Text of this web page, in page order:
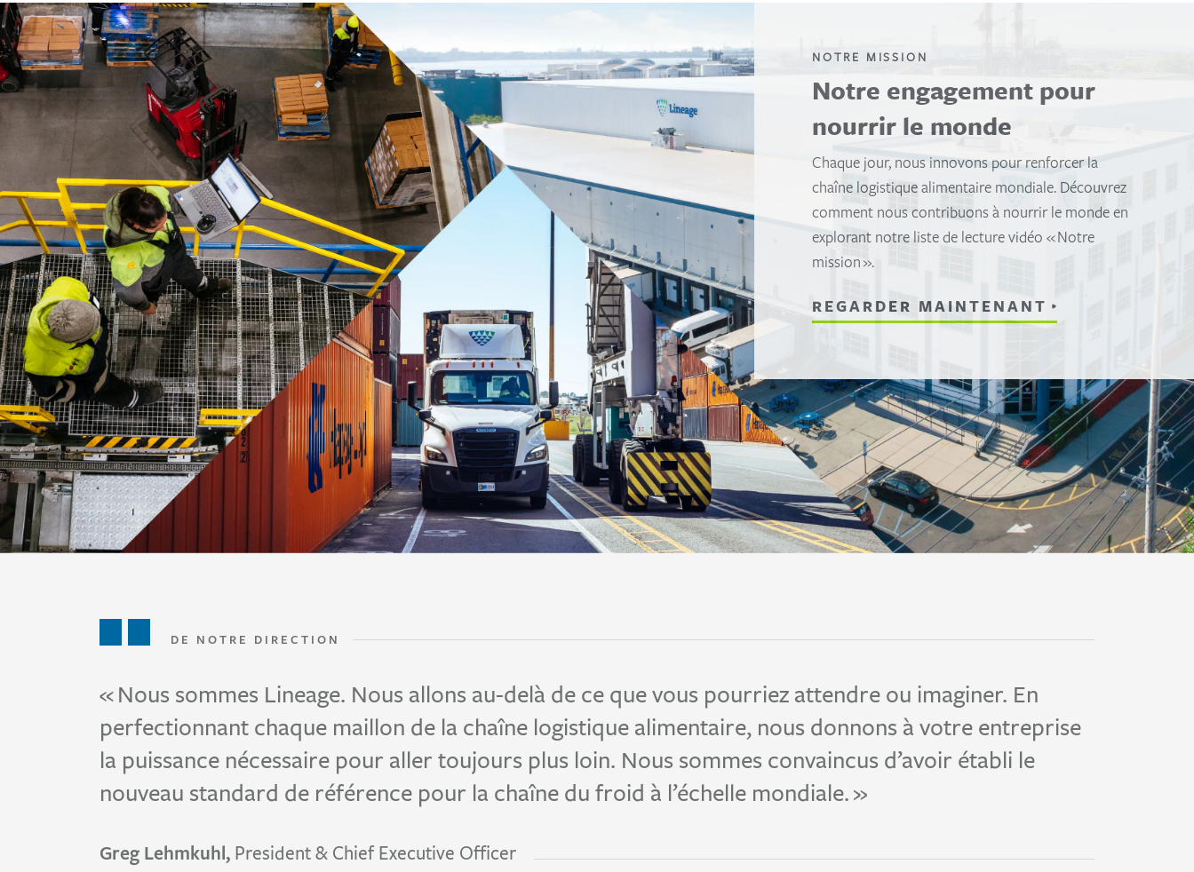
NOTRE MISSION
Notre engagement pour
nourrir le monde
Chaque jour, nous innovons pour renforcer la
chaîne logistique alimentaire mondiale. Découvrez
comment nous contribuons à nourrir le monde en
explorant notre liste de lecture vidéo « Notre
mission ».
REGARDER MAINTENANT
DE NOTRE DIRECTION
« Nous sommes Lineage. Nous allons au-delà de ce que vous pourriez attendre ou imaginer. En
perfectionnant chaque maillon de la chaîne logistique alimentaire, nous donnons à votre entreprise
la puissance nécessaire pour aller toujours plus loin. Nous sommes convaincus d’avoir établi le
nouveau standard de référence pour la chaîne du froid à l’échelle mondiale. »
Greg Lehmkuhl, President & Chief Executive Officer